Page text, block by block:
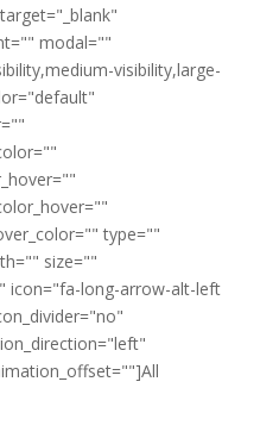
modal=""
visibility,large-
type=""
size=""
icon="fa-long-arrow-alt-left